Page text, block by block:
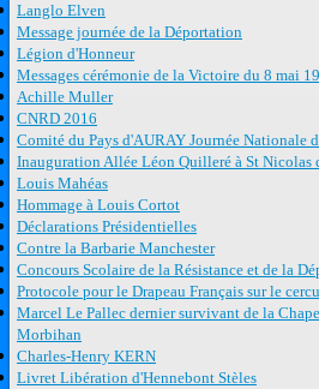
Langlo Elven
Message journée de la Déportation
Légion d'Honneur
Messages cérémonie de la Victoire du 8 mai
Achille Muller
CNRD 2016
Comité du Pays d'AURAY Journée Nationale
Inauguration Allée Léon Quilleré à St Nicolas
Louis Mahéas
Hommage à Louis Cortot
Déclarations Présidentielles
Contre la Barbarie Manchester
Concours Scolaire de la Résistance et de la
Protocole pour le Drapeau Français sur le
Marcel Le Pallec dernier survivant de la
Morbihan
Charles-Henry KERN
Livret Libération d'Hennebont Stèles